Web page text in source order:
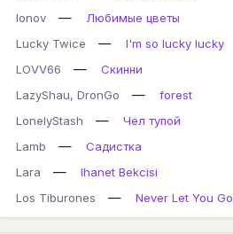
lonov
—
Любимые цветы
Lucky Twice
—
I'm so lucky lucky
LOVV66
—
Скинни
LazyShau, DronGo
—
forest
LonelyStash
—
Чел тупой
Lamb
—
Садистка
Lara
—
Ihanet Bekcisi
Los Tiburones
— Never Let You Go